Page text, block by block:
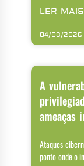
LER MAIS
04/08/2026
A
ameaças
Ataques
ponto onde o